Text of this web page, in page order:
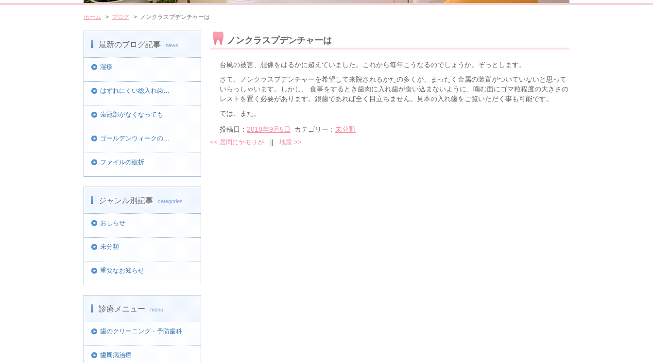
最新のブログ記事 news
湿疹
はずれにくい総入れ歯…
歯冠部がなくなっても
ゴールデンウィークの…
ファイルの破折
ジャンル別記事 categories
おしらせ
未分類
重要なお知らせ
診療メニュー menu
歯のクリーニング・予防歯科
歯周病治療
ホーム > ブログ > ノンクラスプデンチャーは
ノンクラスプデンチャーは
台風の被害、想像をはるかに超えていました。これから毎年こうなるのでしょうか。ぞっとします。
さて、ノンクラスプデンチャーを希望して来院されるかたの多くが、まったく金属の装置がついていないと思って
いらっしゃいます。しかし、 食事をするとき歯肉に入れ歯が食い込まないように、噛む面にゴマ粒程度の大きさの
レストを置く必要があります。銀歯であれば全く目立ちません。見本の入れ歯をご覧いただく事も可能です。
では、また。
投稿日： 2018年9月5日 カテゴリー： 未分類
<< 居間にヤモリが 地震 >>